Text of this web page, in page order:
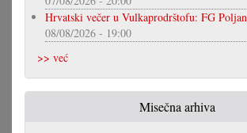
Hrvatski večer u Vulkaprodrštofu: FG
08/08/2026 - 19:00
>> već
Misečna arhiva